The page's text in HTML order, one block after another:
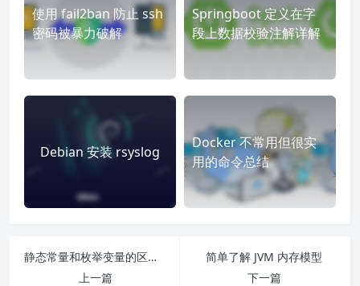
使用 fail2ban 防止 ssh
密码被暴力破解
Springboot 定义在字
段上数据校验注解详解
Debian 安装 rsyslog
Docker 不常用但很实
用的命令总结
静态常量和枚举变量的区别和联系
上一篇
简单了解 JVM 内存模型
下一篇